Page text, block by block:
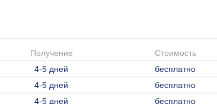
Получение
Стоимость
4-5 дней
бесплатно
4-5 дней
бесплатно
4-5 дней
бесплатно